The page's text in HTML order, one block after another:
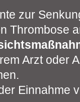
zur
Thrombose
Arzt oder
Einnahme